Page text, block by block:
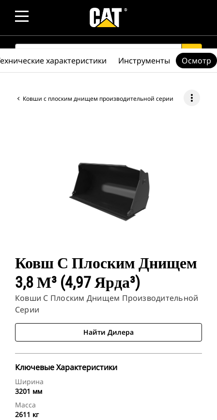
SEARCH search
Ковши с плоским днищем производительной серии more_vert
Ковш С Плоским Днищем
3,8 М³ (4,97 Ярда³)
Ковши С Плоским Днищем Производительной
Серии
Найти Дилера
Ключевые Характеристики
Ширина
3201 мм
Масса
2611 кг
характеристики Инструменты Осмотр